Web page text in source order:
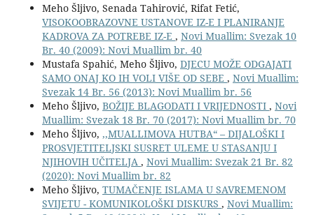
Meho Šljivo, Senada Tahirović, Rifat Fetić,
VISOKOOBRAZOVNE USTANOVE IZ-E I PLANIRANJE
KADROVA ZA POTREBE IZ-E , Novi Muallim: Svezak 10
Br. 40 (2009): Novi Muallim br. 40
Mustafa Spahić, Meho Šljivo, DJECU MOŽE ODGAJATI
SAMO ONAJ KO IH VOLI VIŠE OD SEBE , Novi Muallim:
Svezak 14 Br. 56 (2013): Novi Muallim br. 56
Meho Šljivo, BOŽIJE BLAGODATI I VRIJEDNOSTI , Novi
Muallim: Svezak 18 Br. 70 (2017): Novi Muallim br. 70
Meho Šljivo, ,,MUALLIMOVA HUTBA“ – DIJALOŠKI I
PROSVJETITELJSKI SUSRET ULEME U STASANJU I
NJIHOVIH UČITELJA , Novi Muallim: Svezak 21 Br. 82
(2020): Novi Muallim br. 82
Meho Šljivo, TUMAČENJE ISLAMA U SAVREMENOM
SVIJETU - KOMUNIKOLOŠKI DISKURS , Novi Muallim: